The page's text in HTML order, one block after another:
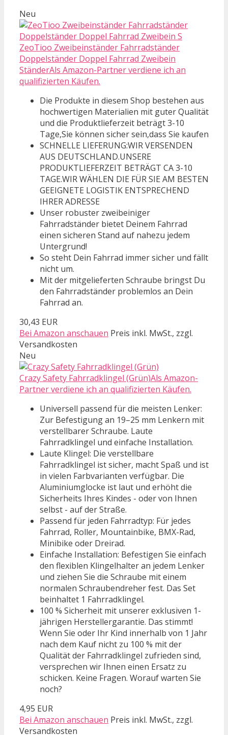
Neu
ZeoTioo Zweibeinständer Fahrradständer
Doppelständer Doppel Fahrrad Zweibein
StänderAls Amazon-Partner verdiene ich an
qualifizierten Käufen.
Die Produkte in diesem Shop bestehen aus
hochwertigen Materialien mit guter Qualität
und die Produktlieferzeit beträgt 3-10
Tage,Sie können sicher sein,dass Sie kaufen
SCHNELLE LIEFERUNG:WIR VERSENDEN
AUS DEUTSCHLAND.UNSERE
PRODUKTLIEFERZEIT BETRÄGT CA 3-10
TAGE.WIR WÄHLEN DIE FÜR SIE AM BESTEN
GEEIGNETE LOGISTIK ENTSPRECHEND
IHRER ADRESSE
Unser robuster zweibeiniger
Fahrradständer bietet Deinem Fahrrad
einen sicheren Stand auf nahezu jedem
Untergrund!
So steht Dein Fahrrad immer sicher und fällt
nicht um.
Mit der mitgelieferten Schraube bringst Du
den Fahrradständer problemlos an Dein
Fahrrad an.
30,43 EUR
Bei Amazon anschauen Preis inkl. MwSt., zzgl.
Versandkosten
Neu
Crazy Safety Fahrradklingel (Grün)Als Amazon-
Partner verdiene ich an qualifizierten Käufen.
Universell passend für die meisten Lenker:
Zur Befestigung an 19–25 mm Lenkern mit
verstellbarer Schraube. Laute
Fahrradklingel und einfache Installation.
Laute Klingel: Die verstellbare
Fahrradklingel ist sicher, macht Spaß und ist
in vielen Farbvarianten verfügbar. Die
Aluminiumglocke ist laut und erhöht die
Sicherheits Ihres Kindes - oder von Ihnen
selbst - auf der Straße.
Passend für jeden Fahrradtyp: Für jedes
Fahrrad, Roller, Mountainbike, BMX-Rad,
Minibike oder Dreirad.
Einfache Installation: Befestigen Sie einfach
den flexiblen Klingelhalter an jedem Lenker
und ziehen Sie die Schraube mit einem
normalen Schraubendreher fest. Das Set
beinhaltet 1 Fahrradklingel.
100 % Sicherheit mit unserer exklusiven 1-
jährigen Herstellergarantie. Das stimmt!
Wenn Sie oder Ihr Kind innerhalb von 1 Jahr
nach dem Kauf nicht zu 100 % mit der
Qualität der Fahrradklingel zufrieden sind,
versprechen wir Ihnen einen Ersatz zu
schicken. Keine Fragen. Worauf warten Sie
noch?
4,95 EUR
Bei Amazon anschauen Preis inkl. MwSt., zzgl.
Versandkosten